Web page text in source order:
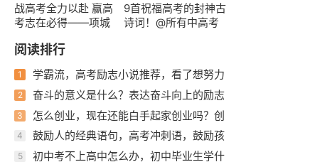
战高考全力以赴 赢高
考志在必得——项城
学年度高三年级秋季
9首祝福高考的封神古
诗词！@所有中高考
阅读排行
1
学霸流，高考励志小说推荐，看了想努力
2
奋斗的意义是什么？表达奋斗向上的励志
3
怎么创业，现在还能白手起家创业吗？创
4
鼓励人的经典语句，高考冲刺语，鼓励孩
5
初中考不上高中怎么办，初中毕业生学什